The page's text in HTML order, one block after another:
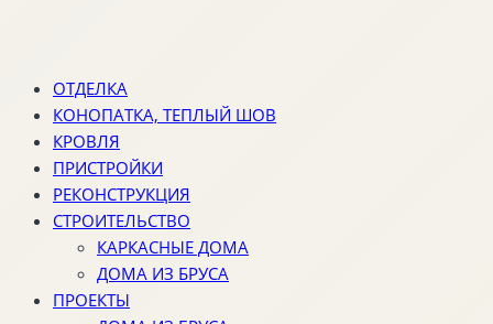
ОТДЕЛКА
КОНОПАТКА, ТЕПЛЫЙ ШОВ
КРОВЛЯ
ПРИСТРОЙКИ
РЕКОНСТРУКЦИЯ
СТРОИТЕЛЬСТВО
КАРКАСНЫЕ ДОМА
ДОМА ИЗ БРУСА
ПРОЕКТЫ